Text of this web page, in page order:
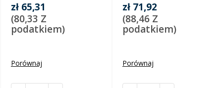
zł 65,31
(80,33 Z
podatkiem)
Porównaj
zł 71,92
(88,46 Z
podatkiem)
Porównaj